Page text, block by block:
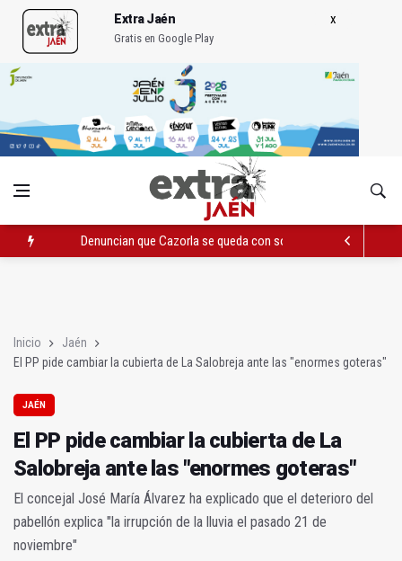
Extra Jaén
Gratis en Google Play
Denuncian que Cazorla se queda con solo dos bomberos por
Inicio
Jaén
El PP pide cambiar la cubierta de La Salobreja ante las "enormes goteras"
JAÉN
El PP pide cambiar la cubierta de La
Salobreja ante las "enormes goteras"
El concejal José María Álvarez ha explicado que el deterioro del
pabellón explica "la irrupción de la lluvia el pasado 21 de
noviembre"